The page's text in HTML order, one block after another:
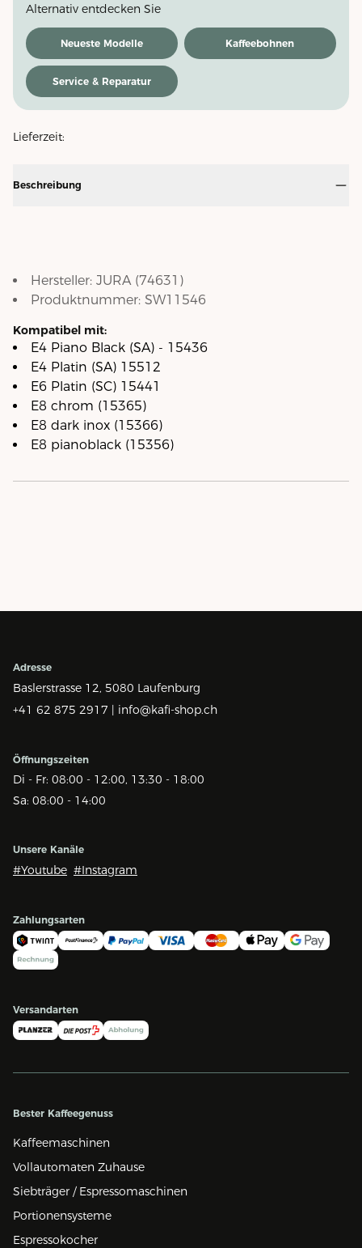
Alternativ entdecken Sie
Neueste Modelle Kaffeebohnen
Service & Reparatur
Lieferzeit:
Beschreibung
Hersteller: JURA (74631 )
Produktnummer: SW11546
Kompatibel mit:
E4 Piano Black (SA) - 15436
E4 Platin (SA) 15512
E6 Platin (SC) 15441
E8 chrom (15365)
E8 dark inox (15366)
E8 pianoblack (15356)
Adresse
Baslerstrasse 12, 5080 Laufenburg
+41 62 875 2917 | info@kafi-shop.ch
Öffnungszeiten
Di - Fr: 08:00 - 12:00, 13:30 - 18:00
Sa: 08:00 - 14:00
Unsere Kanäle
#Youtube #Instagram
Zahlungsarten
Versandarten
Bester Kaffeegenuss
Kaffeemaschinen
Vollautomaten Zuhause
Siebträger / Espressomaschinen
Portionensysteme
Espressokocher